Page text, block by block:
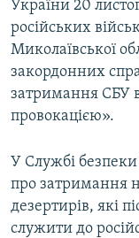
України 20
російських
Миколаївської
закордонних
затримання СБУ
провокацією».
У Службі
про затримання
дезертирів, які
служити до